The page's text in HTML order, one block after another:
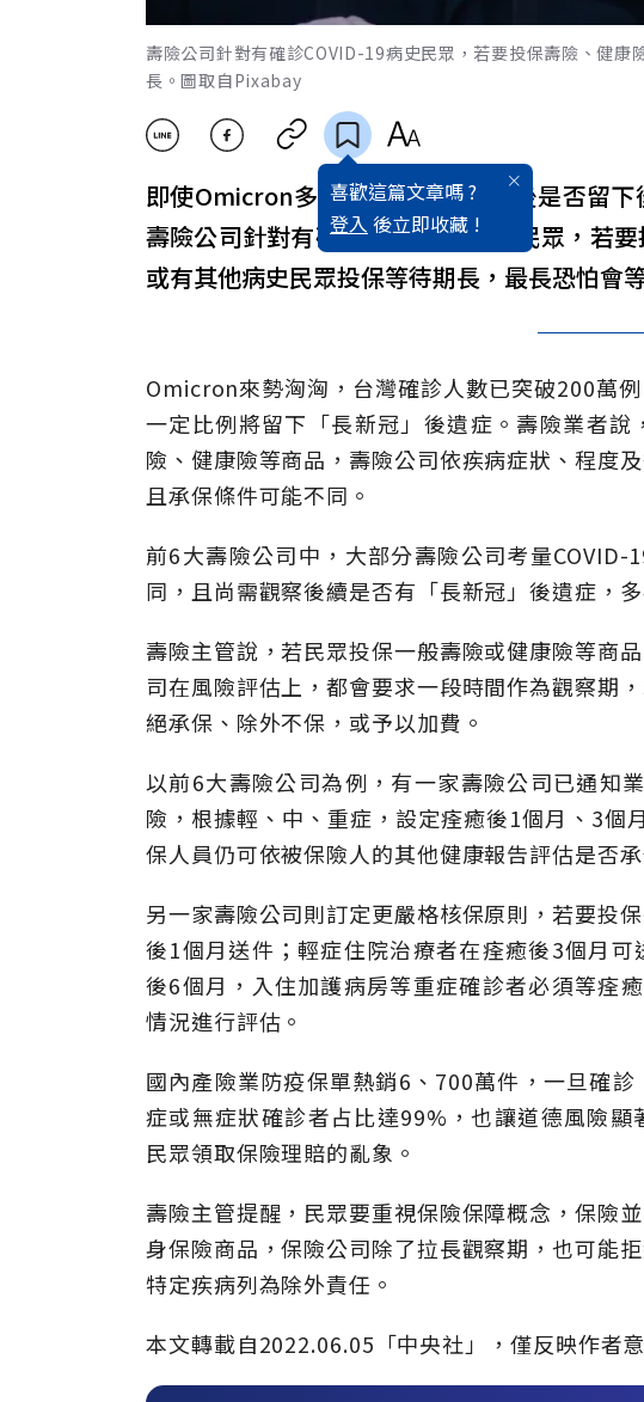
壽險公司針對有確診COVID-19病史民眾，若要投保壽險、健
長。圖取自Pixabay
喜歡這篇文章嗎 ?
登入 後立即收藏 !
即使Omicron多數為輕症，但痊癒後是否留
壽險公司針對有確診COVID-19病史民眾，若
或有其他病史民眾投保等待期長，最長恐怕會
Omicron來勢洶洶，台灣確診人數已突破200萬
一定比例將留下「長新冠」後遺症。壽險業者
險、健康險等商品，壽險公司依疾病症狀、程度
且承保條件可能不同。
前6大壽險公司中，大部分壽險公司考量
同，且尚需觀察後續是否有「長新冠」後遺症，
壽險主管說，若民眾投保一般壽險或健康險等商
司在風險評估上，都會要求一段時間作為觀察期
絕承保、除外不保，或予以加費。
以前6大壽險公司為例，有一家壽險公司已通知
險，根據輕、中、重症，設定痊癒後1個月、3個
保人員仍可依被保險人的其他健康報告評估是否
另一家壽險公司則訂定更嚴格核保原則，若要投
後1個月送件；輕症住院治療者在痊癒後3個月
後6個月，入住加護病房等重症確診者必須等痊
情況進行評估。
國內產險業防疫保單熱銷6、700萬件，一旦確
症或無症狀確診者占比達99%，也讓道德風險
民眾領取保險理賠的亂象。
壽險主管提醒，民眾要重視保險保障概念，保險
身保險商品，保險公司除了拉長觀察期，也可能
特定疾病列為除外責任。
本文轉載自2022.06.05 「中央社」 ，僅反映作者